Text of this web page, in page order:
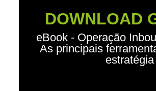
DOWNLOAD
eBook - Operação
As principais
estratégia